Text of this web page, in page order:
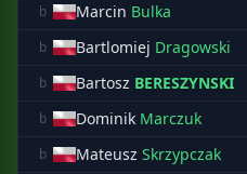
b
Marcin Bulka
b Bartlomiej Dragowski
b Bartosz BERESZYNSKI
b Dominik Marczuk
b Mateusz Skrzypczak